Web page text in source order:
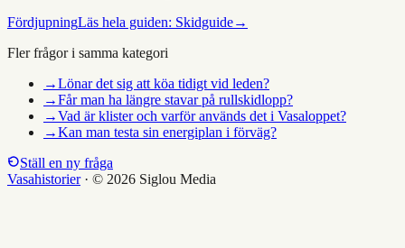
FördjupningLäs hela guiden: Skidguide→
Fler frågor i samma kategori
→Lönar det sig att köa tidigt vid leden?
→Får man ha längre stavar på rullskidlopp?
→Vad är klister och varför används det i Vasaloppet?
→Kan man testa sin energiplan i förväg?
Ställ en ny fråga
Vasahistorier· © 2026 Siglou Media